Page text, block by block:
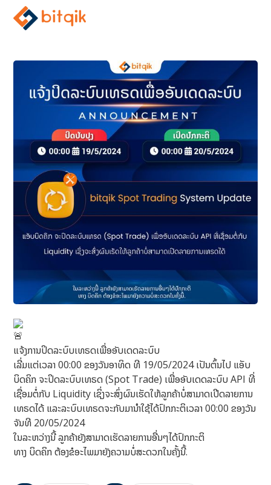
ແຈ້ງການປິດລະບົບເທຣດເພື່ອອັບເດດລະບົບ
ເລີ່ມແຕ່ເວລາ 00:00 ຂອງວັນອາທິດ ທີ 19/05/2024 ເປັນຕົ້ນໄປ ແອັບ
ບິດຄິກ ຈະປິດລະບົບເທຣດ (Spot Trade) ເພື່ອອັບເດດລະບົບ API ທີ່
ເຊື່ອມຕໍ່ກັບ Liquidity ເຊິ່ງຈະສົ່ງຜົນເຮັດໃຫ້ລູກຄ້າບໍ່ສາມາດເປີດລາຍການ
ເທຣດໄດ້ ແລະລະບົບເທຣດຈະກັບມານຳໃຊ້ໄດ້ປົກກະຕິເວລາ 00:00 ຂອງວັນ
ຈັນທີ 20/05/2024
ໃນລະຫວ່າງນີ້ ລູກຄ້າຍັງສາມາດເຮັດລາຍການອື່ນໆໄດ້ປົກກະຕິ
ທາງ ບິດຄິກ ຕ້ອງຂໍອະໄພມາຍັງຄວາມບໍ່ສະດວກໃນຄັ້ງນີ້.